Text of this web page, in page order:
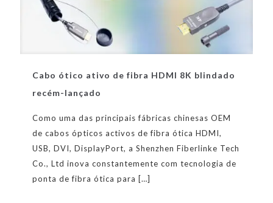
Cabo ótico ativo de fibra HDMI 8K blindado
recém-lançado
Como uma das principais fábricas chinesas OEM
de cabos ópticos activos de fibra ótica HDMI,
USB, DVI, DisplayPort, a Shenzhen Fiberlinke Tech
Co., Ltd inova constantemente com tecnologia de
ponta de fibra ótica para […]